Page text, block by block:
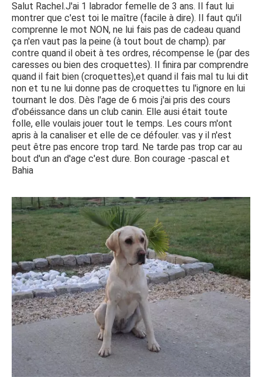
Salut Rachel.J'ai 1 labrador femelle de 3 ans. Il faut lui
montrer que c'est toi le maître (facile à dire). Il faut qu'il
comprenne le mot NON, ne lui fais pas de cadeau quand
ça n'en vaut pas la peine (à tout bout de champ). par
contre quand il obeit à tes ordres, récompense le (par des
caresses ou bien des croquettes). Il finira par comprendre
quand il fait bien (croquettes),et quand il fais mal tu lui dit
non et tu ne lui donne pas de croquettes tu l'ignore en lui
tournant le dos. Dès l'age de 6 mois j'ai pris des cours
d'obéissance dans un club canin. Elle ausi était toute
folle, elle voulais jouer tout le temps. Les cours m'ont
apris à la canaliser et elle de ce défouler. vas y il n'est
peut être pas encore trop tard. Ne tarde pas trop car au
bout d'un an d'age c'est dure. Bon courage -pascal et
Bahia